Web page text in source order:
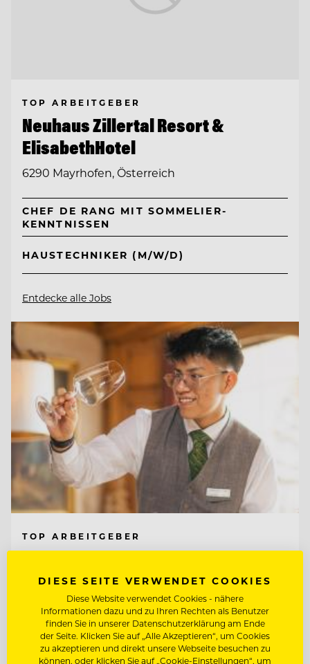
TOP ARBEITGEBER
Neuhaus Zillertal Resort &
ElisabethHotel
6290 Mayrhofen, Österreich
CHEF DE RANG MIT SOMMELIER-
KENNTNISSEN
HAUSTECHNIKER (M/W/D)
Entdecke alle Jobs
TOP ARBEITGEBER
Interalpen-Hotel Tyrol
6410 Telfs, Österreich
CHEF DE RANG (M/W/D)
DIESE SEITE VERWENDET COOKIES
Diese Website verwendet Cookies - nähere
Informationen dazu und zu Ihren Rechten als Benutzer
finden Sie in unserer Datenschutzerklärung am Ende
der Seite. Klicken Sie auf „Alle Akzeptieren“, um Cookies
zu akzeptieren und direkt unsere Webseite besuchen zu
können, oder klicken Sie auf „Cookie-Einstellungen“, um